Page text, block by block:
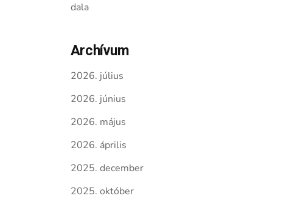
dala
Archívum
2026. július
2026. június
2026. május
2026. április
2025. december
2025. október